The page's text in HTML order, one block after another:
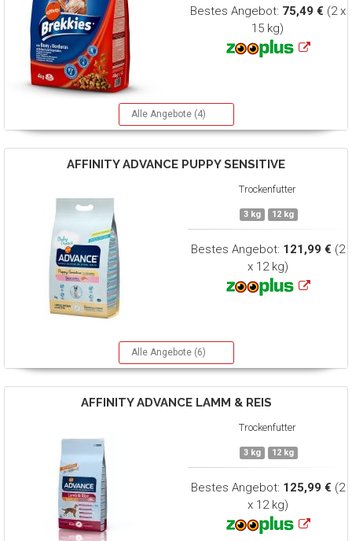
Bestes Angebot: 75,49 € (2 x
15 kg)
Alle Angebote (4)
AFFINITY ADVANCE PUPPY SENSITIVE
Trockenfutter
3 kg 12 kg
Bestes Angebot: 121,99 € (2
x 12 kg)
Alle Angebote (6)
AFFINITY ADVANCELAMM & REIS
Trockenfutter
3 kg 12 kg
Bestes Angebot: 125,99 € (2
x 12 kg)